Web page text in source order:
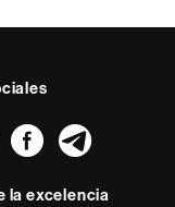
la excelencia